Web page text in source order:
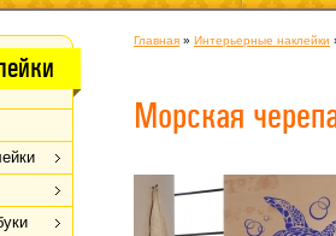
Главная » Интерьерные наклейки
Морская